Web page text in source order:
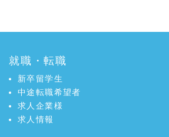
ェ
ア
ア
就職・転職
新卒留学生
中途転職希望者
求人企業様
求人情報